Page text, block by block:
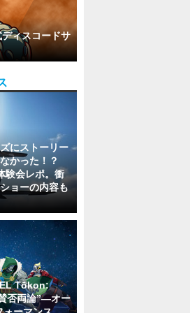
ィスコードサ
にストーリー
かった！？
験会レポ。衝
ョーの内容も
Tōkon:
否両論”―オー